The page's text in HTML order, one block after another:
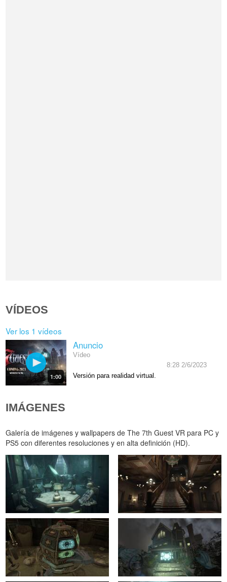
VÍDEOS
Ver los 1 vídeos
1:00
Anuncio
Vídeo
8:28 2/6/2023
Versión para realidad virtual.
IMÁGENES
Galería de imágenes y wallpapers de The 7th Guest VR para PC y
PS5 con diferentes resoluciones y en alta definición (HD).